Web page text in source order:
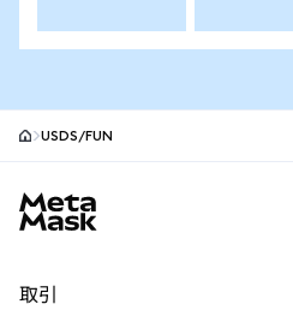
USDS/FUN
取引